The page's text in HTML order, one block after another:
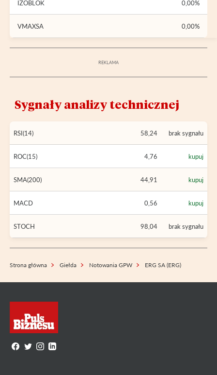
IZOBLOK 0,00%
VMAXSA 0,00%
Sygnały analizy technicznej
RSI(14) 58,24 brak sygnału
ROC(15) 4,76 kupuj
SMA(200) 44,91 kupuj
MACD 0,56 kupuj
STOCH 98,04 brak sygnału
Strona główna Giełda Notowania GPW ERG SA (ERG)